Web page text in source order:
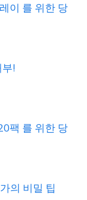
이 를 위한 당
!
팩 를 위한 당
의 비밀 팁